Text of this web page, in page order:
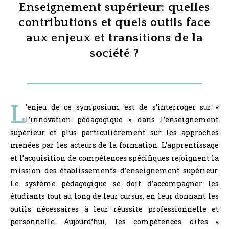
Enseignement supérieur: quelles
contributions et quels outils face
aux enjeux et transitions de la
société ?
L’enjeu de ce symposium est de s’interroger sur «
l’innovation pédagogique » dans l’enseignement
supérieur et plus particulièrement sur les approches
menées par les acteurs de la formation. L’apprentissage
et l’acquisition de compétences spécifiques rejoignent la
mission des établissements d’enseignement supérieur.
Le système pédagogique se doit d’accompagner les
étudiants tout au long de leur cursus, en leur donnant les
outils nécessaires à leur réussite professionnelle et
personnelle. Aujourd’hui, les compétences dites «